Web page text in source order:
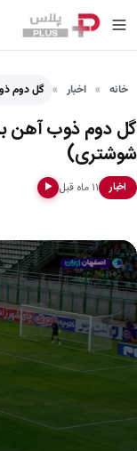
خانه اخبار گل دوم
گل دوم ذوب آهن
شوشتری)
اخبار ۱۱ ماه قبل ▶